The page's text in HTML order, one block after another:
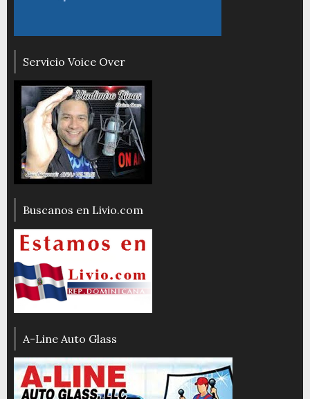
Servicio Voice Over
Buscanos en Livio.com
A-Line Auto Glass